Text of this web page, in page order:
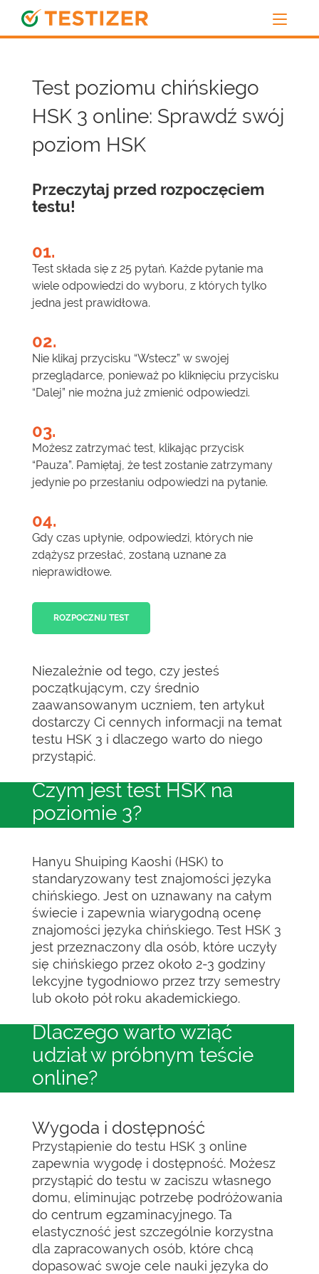
Test poziomu chińskiego
HSK 3 online: Sprawdź swój
poziom HSK
Przeczytaj przed rozpoczęciem
testu!
01.
Test składa się z 25 pytań. Każde pytanie ma
wiele odpowiedzi do wyboru, z których tylko
jedna jest prawidłowa.
02.
Nie klikaj przycisku “Wstecz” w swojej
przeglądarce, ponieważ po kliknięciu przycisku
“Dalej” nie można już zmienić odpowiedzi.
03.
Możesz zatrzymać test, klikając przycisk
“Pauza”. Pamiętaj, że test zostanie zatrzymany
jedynie po przesłaniu odpowiedzi na pytanie.
04.
Gdy czas upłynie, odpowiedzi, których nie
zdążysz przesłać, zostaną uznane za
nieprawidłowe.
ROZPOCZNIJ TEST
Niezależnie od tego, czy jesteś
początkującym, czy średnio
zaawansowanym uczniem, ten artykuł
dostarczy Ci cennych informacji na temat
testu HSK 3 i dlaczego warto do niego
przystąpić.
Czym jest test HSK na
poziomie 3?
Hanyu Shuiping Kaoshi (HSK) to
standaryzowany test znajomości języka
chińskiego. Jest on uznawany na całym
świecie i zapewnia wiarygodną ocenę
znajomości języka chińskiego. Test HSK 3
jest przeznaczony dla osób, które uczyły
się chińskiego przez około 2-3 godziny
lekcyjne tygodniowo przez trzy semestry
lub około pół roku akademickiego.
Dlaczego warto wziąć
udział w próbnym teście
online?
Wygoda i dostępność
Przystąpienie do testu HSK 3 online
zapewnia wygodę i dostępność. Możesz
przystąpić do testu w zaciszu własnego
domu, eliminując potrzebę podróżowania
do centrum egzaminacyjnego. Ta
elastyczność jest szczególnie korzystna
dla zapracowanych osób, które chcą
dopasować swoje cele nauki języka do